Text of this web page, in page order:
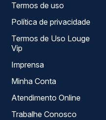
Termos de uso
Política de privacidade
Termos de Uso Louge
Vip
Imprensa
Minha Conta
Atendimento Online
Trabalhe Conosco